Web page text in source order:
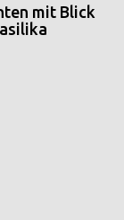
mit Blick